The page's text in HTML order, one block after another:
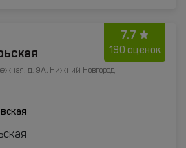
7.7
190 оценок
д. 9А, Нижний Новгород